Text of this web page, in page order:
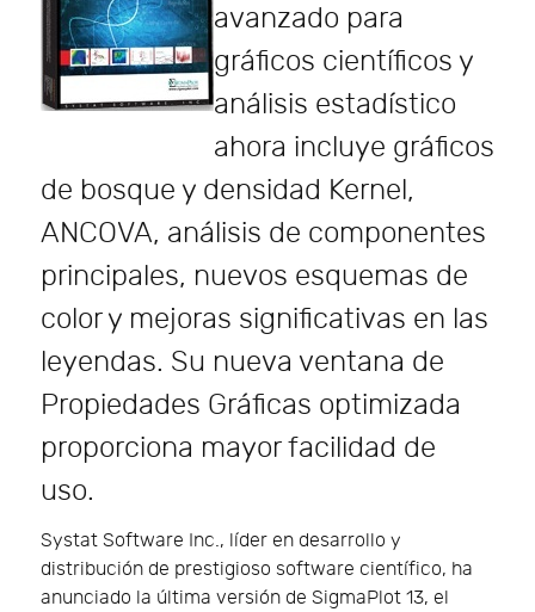
avanzado para
gráficos científicos y
análisis estadístico
ahora incluye gráficos
de bosque y densidad Kernel,
ANCOVA, análisis de componentes
principales, nuevos esquemas de
color y mejoras significativas en las
leyendas. Su nueva ventana de
Propiedades Gráficas optimizada
proporciona mayor facilidad de
uso.
Systat Software Inc., líder en desarrollo y
distribución de prestigioso software científico, ha
anunciado la última versión de SigmaPlot 13, el